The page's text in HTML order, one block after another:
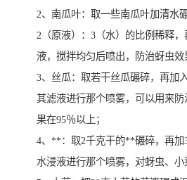
2、南瓜叶：取一些南瓜叶加清水
2（原液）：3（水）的比例稀释
液，搅拌均匀后喷出，防治蚜虫效
3、丝瓜：取若干丝瓜碾碎，再加
其滤液进行那个喷雾，可以用来
果在95％以上；
4、**：取2千克干的**碾碎，再加
水浸液进行那个喷雾，对蚜虫、小